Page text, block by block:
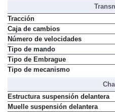
Tracción
Caja de cambios
Número de velocidades
Tipo de mando
Tipo de Embrague
Tipo de mecanismo
Estructura suspensión delantera
Muelle suspensión delantera